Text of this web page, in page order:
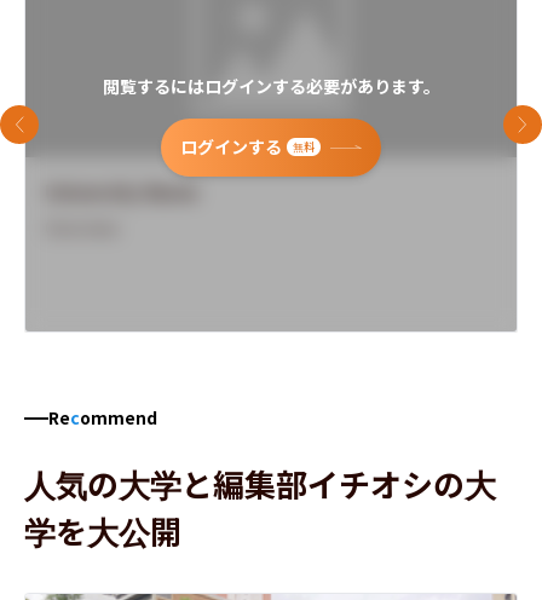
閲覧するにはログインする必要があります。
ログインする 無料
前のスライド 次
Recommend
人気の大学と編集部イチオシの大
学を大公開